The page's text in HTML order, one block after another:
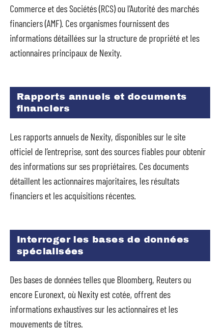
Commerce et des Sociétés (RCS) ou l’Autorité des marchés
financiers (AMF). Ces organismes fournissent des
informations détaillées sur la structure de propriété et les
actionnaires principaux de Nexity.
Rapports annuels et documents
financiers
Les rapports annuels de Nexity, disponibles sur le site
officiel de l’entreprise, sont des sources fiables pour obtenir
des informations sur ses propriétaires. Ces documents
détaillent les actionnaires majoritaires, les résultats
financiers et les acquisitions récentes.
Interroger les bases de données
spécialisées
Des bases de données telles que Bloomberg, Reuters ou
encore Euronext, où Nexity est cotée, offrent des
informations exhaustives sur les actionnaires et les
mouvements de titres.